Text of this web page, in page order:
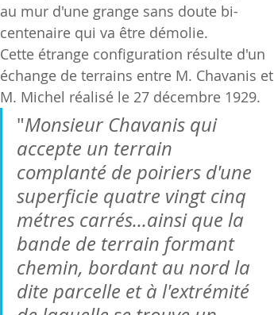
au mur d'une grange sans doute bi-
centenaire qui va être démolie.
Cette étrange configuration résulte d'un
échange de terrains entre M. Chavanis et
M. Michel réalisé le 27 décembre 1929.
"Monsieur Chavanis qui
accepte un terrain
complanté de poiriers d'une
superficie quatre vingt cinq
métres carrés...ainsi que la
bande de terrain formant
chemin, bordant au nord la
dite parcelle et à l'extrémité